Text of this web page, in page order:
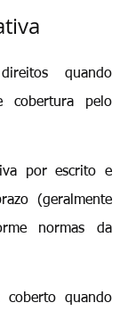
quando
cobertura pelo
por escrito e
(geralmente
normas da
coberto quando